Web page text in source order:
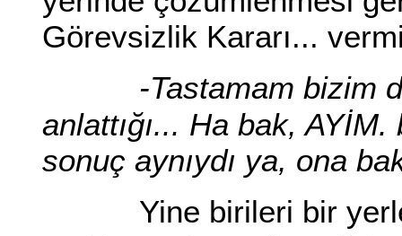
Görevsizlik Kararı...
-Tastamam bizim
anlattığı... Ha bak,
sonuç aynıydı ya, ona
Yine birileri bir